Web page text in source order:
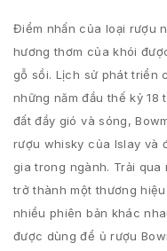
Điểm nhấn của loại rượu
hương thơm của khói
gỗ sồi. Lịch sử phát triển
những năm đầu thế kỷ 18
đất đầy gió và sóng,
rượu whisky của Islay và
gia trong ngành. Trải qua
trở thành một thương
nhiều phiên bản khác
được dùng để ủ rượu